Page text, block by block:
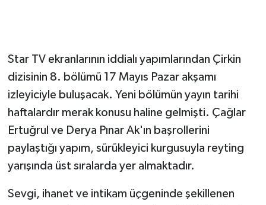
Star TV ekranlarının iddialı yapımlarından Çirkin
dizisinin 8. bölümü 17 Mayıs Pazar akşamı
izleyiciyle buluşacak. Yeni bölümün yayın tarihi
haftalardır merak konusu haline gelmişti. Çağlar
Ertuğrul ve Derya Pınar Ak'ın başrollerini
paylaştığı yapım, sürükleyici kurgusuyla reyting
yarışında üst sıralarda yer almaktadır.
Sevgi, ihanet ve intikam üçgeninde şekillenen